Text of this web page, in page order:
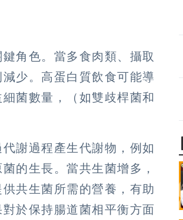
角色。當多食肉類、攝取
少。高蛋白質飲食可能導
菌數量，（如雙歧桿菌和
謝過程產生代謝物，例如
的生長。當共生菌增多，
共生菌所需的營養，有助
於保持腸道菌相平衡方面